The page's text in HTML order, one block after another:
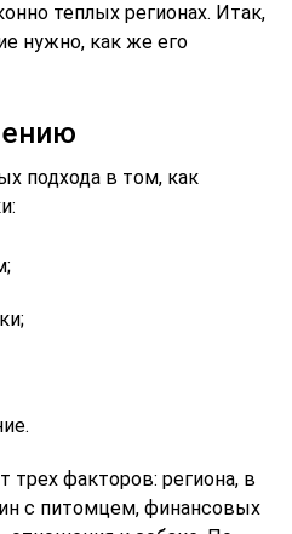
теплых регионах. Итак,
нужно, как же его
подхода в том, как
трех факторов: региона, в
с питомцем, финансовых